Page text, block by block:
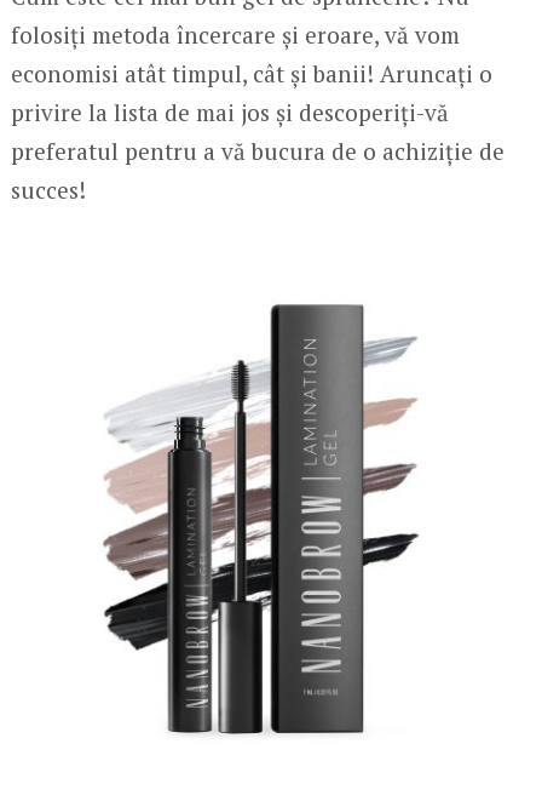
folosiți metoda încercare și eroare, vă vom
economisi atât timpul, cât și banii! Aruncați o
privire la lista de mai jos și descoperiți-vă
preferatul pentru a vă bucura de o achiziție de
succes!